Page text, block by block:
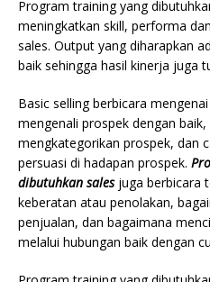
Program training yang
meningkatkan skill, performa
sales. Output yang diharapkan
baik sehingga hasil kinerja juga
Basic selling berbicara
mengenali prospek dengan
mengkategorikan prospek, dan
persuasi di hadapan prospek.
dibutuhkan salesjuga berbicara
keberatan atau penolakan,
penjualan, dan bagaimana
melalui hubungan baik dengan